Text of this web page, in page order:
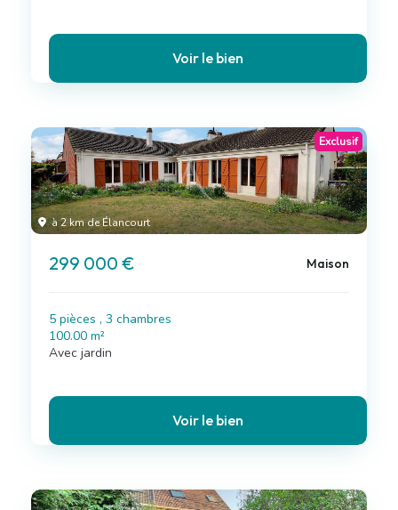
Voir le bien
à 2 km de Élancourt
Exclusif
299 000 € Maison
5 pièces , 3 chambres
100.00 m²
Avec jardin
Voir le bien